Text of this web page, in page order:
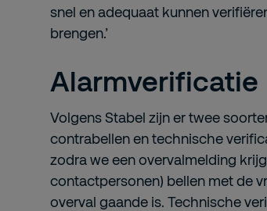
snel en adequaat kunnen
brengen.’
Alarmverificatie
Volgens Stabel zijn er twee
contrabellen en technische
zodra we een overvalmelding
contactpersonen) bellen met de
overval gaande is. Technische